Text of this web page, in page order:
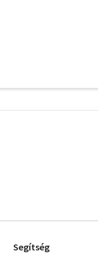
Segítség